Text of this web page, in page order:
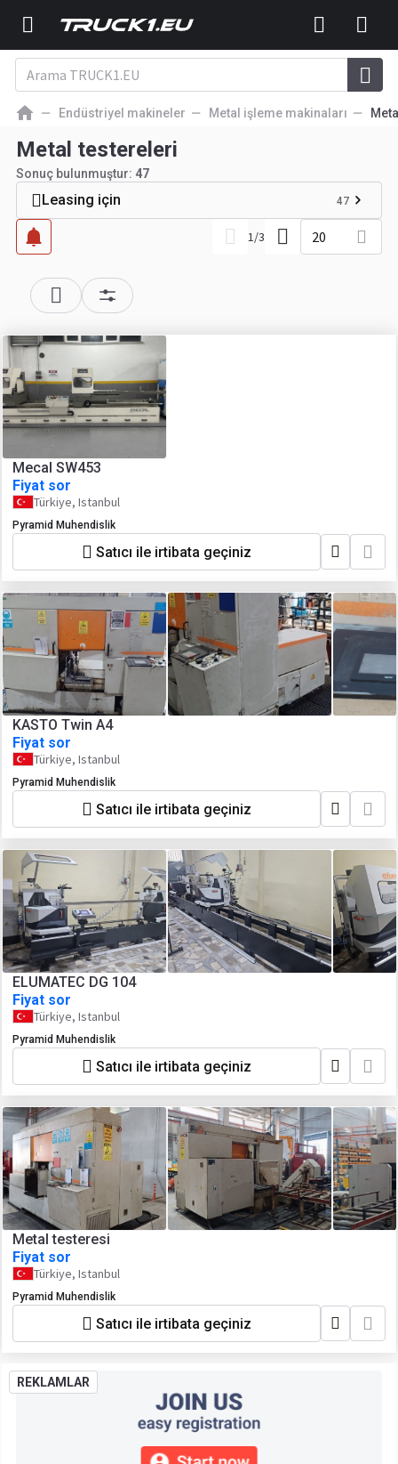
Endüstriyel makineler Metal işleme makinaları
Metal testereleri
Sonuç bulunmuştur: 47
Leasing için 47
1/3 20
Mecal SW453
Fiyat sor
Türkiye, Istanbul
Pyramid Muhendislik
Satıcı ile irtibata geçiniz
KASTO Twin A4
Fiyat sor
Türkiye, Istanbul
Pyramid Muhendislik
Satıcı ile irtibata geçiniz
ELUMATEC DG 104
Fiyat sor
Türkiye, Istanbul
Pyramid Muhendislik
Satıcı ile irtibata geçiniz
Metal testeresi
Fiyat sor
Türkiye, Istanbul
Pyramid Muhendislik
Satıcı ile irtibata geçiniz
REKLAMLAR